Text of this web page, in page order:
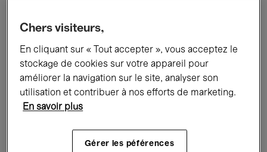
Tous les événements Concerts
Expositions Films Performances
Rencontres & Débats
Musique classique Global Music
Chers visiteurs,
En cliquant sur « Tout accepter », vous acceptez le
stockage de cookies sur votre appareil pour
améliorer la navigation sur le site, analyser son
utilisation et contribuer à nos efforts de marketing.
En savoir plus
Gérer les péférences